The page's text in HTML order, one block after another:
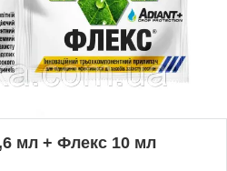
мл + Флекс 10 мл